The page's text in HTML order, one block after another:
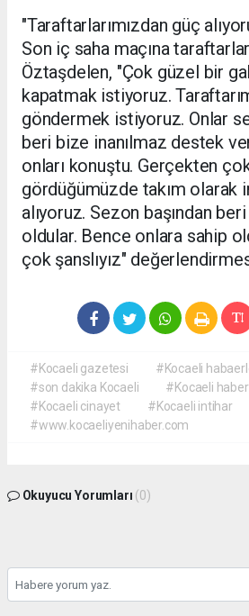
"Taraftarlarımızdan güç
Son iç saha maçına
Öztaşdelen, "Çok güzel bir
kapatmak istiyoruz.
göndermek istiyoruz. Onlar
beri bize inanılmaz destek
onları konuştu. Gerçekten
gördüğümüzde takım olarak
alıyoruz. Sezon başından
oldular. Bence onlara sahip
çok şanslıyız"
#Kocaeli gazetesi
#Kocaeli
#son dakika Kocaeli
#Kocaeli haber
#Kocaeli cinayet
#Kocaeli intihar
#www.kocaeliyenihaber.com
Okuyucu Yorumları (0)